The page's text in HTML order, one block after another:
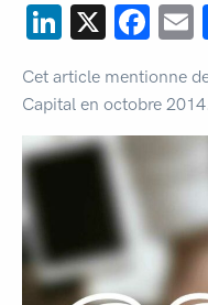
LinkedIn
X
Cet article mentionne
Capital en octobre 2014.